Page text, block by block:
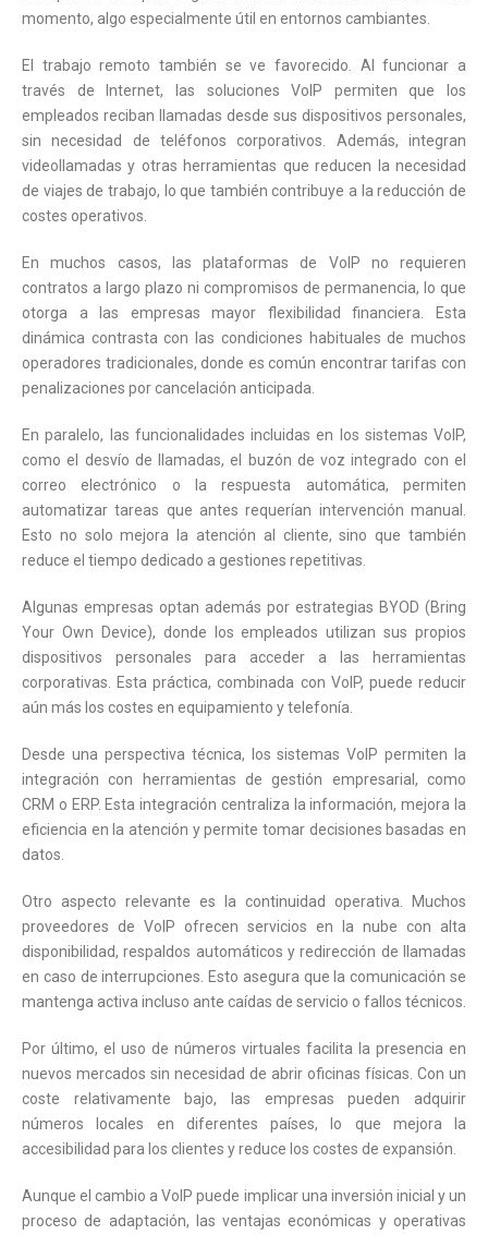
momento, algo especialmente útil en entornos cambiantes.
El trabajo remoto también se ve favorecido. Al funcionar a
través de Internet, las soluciones VoIP permiten que los
empleados reciban llamadas desde sus dispositivos personales,
sin necesidad de teléfonos corporativos. Además, integran
videollamadas y otras herramientas que reducen la necesidad
de viajes de trabajo, lo que también contribuye a la reducción de
costes operativos.
En muchos casos, las plataformas de VoIP no requieren
contratos a largo plazo ni compromisos de permanencia, lo que
otorga a las empresas mayor flexibilidad financiera. Esta
dinámica contrasta con las condiciones habituales de muchos
operadores tradicionales, donde es común encontrar tarifas con
penalizaciones por cancelación anticipada.
En paralelo, las funcionalidades incluidas en los sistemas VoIP,
como el desvío de llamadas, el buzón de voz integrado con el
correo electrónico o la respuesta automática, permiten
automatizar tareas que antes requerían intervención manual.
Esto no solo mejora la atención al cliente, sino que también
reduce el tiempo dedicado a gestiones repetitivas.
Algunas empresas optan además por estrategias BYOD (Bring
Your Own Device), donde los empleados utilizan sus propios
dispositivos personales para acceder a las herramientas
corporativas. Esta práctica, combinada con VoIP, puede reducir
aún más los costes en equipamiento y telefonía.
Desde una perspectiva técnica, los sistemas VoIP permiten la
integración con herramientas de gestión empresarial, como
CRM o ERP. Esta integración centraliza la información, mejora la
eficiencia en la atención y permite tomar decisiones basadas en
datos.
Otro aspecto relevante es la continuidad operativa. Muchos
proveedores de VoIP ofrecen servicios en la nube con alta
disponibilidad, respaldos automáticos y redirección de llamadas
en caso de interrupciones. Esto asegura que la comunicación se
mantenga activa incluso ante caídas de servicio o fallos técnicos.
Por último, el uso de números virtuales facilita la presencia en
nuevos mercados sin necesidad de abrir oficinas físicas. Con un
coste relativamente bajo, las empresas pueden adquirir
números locales en diferentes países, lo que mejora la
accesibilidad para los clientes y reduce los costes de expansión.
Aunque el cambio a VoIP puede implicar una inversión inicial y un
proceso de adaptación, las ventajas económicas y operativas